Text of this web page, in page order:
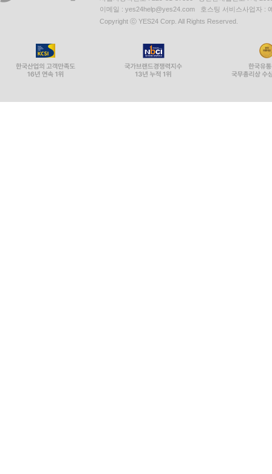
이메일 : yes24help@yes24.com 호스팅 서비스사업자 :
Copyright ⓒ YES24 Corp. All Rights Reserved.